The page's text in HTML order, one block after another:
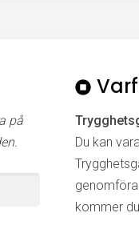
på
Du kan
kommer